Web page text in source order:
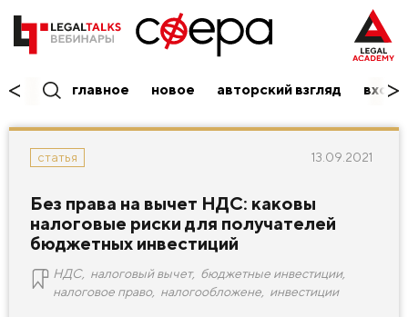
главное новое авторский взгляд вход/
статья 13.09.2021
Без права на вычет НДС: каковы
налоговые риски для получателей
бюджетных инвестиций
НДС, налоговый вычет, бюджетные инвестиции,
налоговое право, налогообложене инвестиции